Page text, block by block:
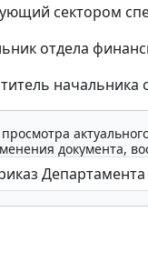
сектором
отдела
начальника
документа,